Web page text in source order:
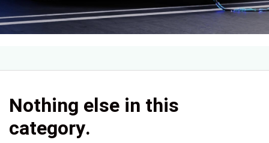
Nothing else in this
category.